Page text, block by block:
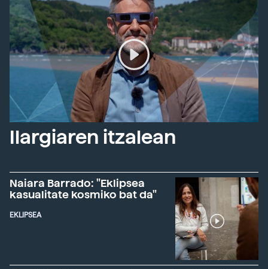
Ilargiaren itzalean
Naiara Barrado: "Eklipsea
kasualitate kosmiko bat da"
EKLIPSEA